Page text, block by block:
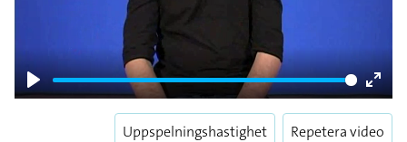
Play
Enter
Uppspelningshastighet Repetera video